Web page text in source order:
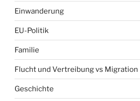
Einwanderung
EU-Politik
Familie
Flucht und Vertreibung vs Migration
Geschichte